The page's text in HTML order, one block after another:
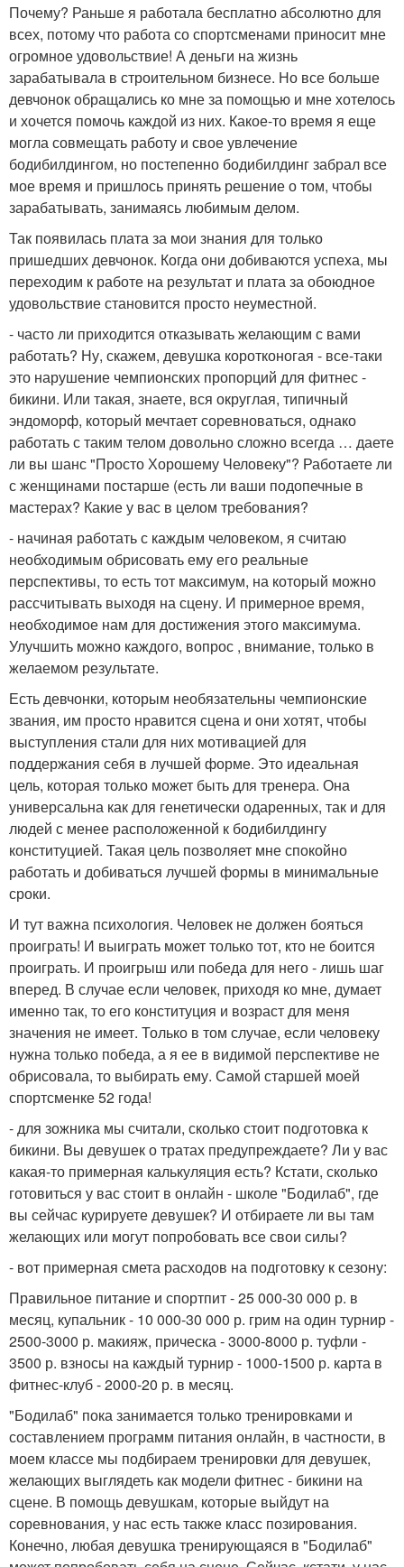
Почему? Раньше я работала бесплатно абсолютно для
всех, потому что работа со спортсменами приносит мне
огромное удовольствие! А деньги на жизнь
зарабатывала в строительном бизнесе. Но все больше
девчонок обращались ко мне за помощью и мне хотелось
и хочется помочь каждой из них. Какое-то время я еще
могла совмещать работу и свое увлечение
бодибилдингом, но постепенно бодибилдинг забрал все
мое время и пришлось принять решение о том, чтобы
зарабатывать, занимаясь любимым делом.
Так появилась плата за мои знания для только
пришедших девчонок. Когда они добиваются успеха, мы
переходим к работе на результат и плата за обоюдное
удовольствие становится просто неуместной.
- часто ли приходится отказывать желающим с вами
работать? Ну, скажем, девушка коротконогая - все-таки
это нарушение чемпионских пропорций для фитнес -
бикини. Или такая, знаете, вся округлая, типичный
эндоморф, который мечтает соревноваться, однако
работать с таким телом довольно сложно всегда … даете
ли вы шанс "Просто Хорошему Человеку"? Работаете ли
с женщинами постарше (есть ли ваши подопечные в
мастерах? Какие у вас в целом требования?
- начиная работать с каждым человеком, я считаю
необходимым обрисовать ему его реальные
перспективы, то есть тот максимум, на который можно
рассчитывать выходя на сцену. И примерное время,
необходимое нам для достижения этого максимума.
Улучшить можно каждого, вопрос , внимание, только в
желаемом результате.
Есть девчонки, которым необязательны чемпионские
звания, им просто нравится сцена и они хотят, чтобы
выступления стали для них мотивацией для
поддержания себя в лучшей форме. Это идеальная
цель, которая только может быть для тренера. Она
универсальна как для генетически одаренных, так и для
людей с менее расположенной к бодибилдингу
конституцией. Такая цель позволяет мне спокойно
работать и добиваться лучшей формы в минимальные
сроки.
И тут важна психология. Человек не должен бояться
проиграть! И выиграть может только тот, кто не боится
проиграть. И проигрыш или победа для него - лишь шаг
вперед. В случае если человек, приходя ко мне, думает
именно так, то его конституция и возраст для меня
значения не имеет. Только в том случае, если человеку
нужна только победа, а я ее в видимой перспективе не
обрисовала, то выбирать ему. Самой старшей моей
спортсменке 52 года!
- для зожника мы считали, сколько стоит подготовка к
бикини. Вы девушек о тратах предупреждаете? Ли у вас
какая-то примерная калькуляция есть? Кстати, сколько
готовиться у вас стоит в онлайн - школе "Бодилаб", где
вы сейчас курируете девушек? И отбираете ли вы там
желающих или могут попробовать все свои силы?
- вот примерная смета расходов на подготовку к сезону:
Правильное питание и спортпит - 25 000-30 000 р. в
месяц, купальник - 10 000-30 000 р. грим на один турнир -
2500-3000 р. макияж, прическа - 3000-8000 р. туфли -
3500 р. взносы на каждый турнир - 1000-1500 р. карта в
фитнес-клуб - 2000-20 р. в месяц.
"Бодилаб" пока занимается только тренировками и
составлением программ питания онлайн, в частности, в
моем классе мы подбираем тренировки для девушек,
желающих выглядеть как модели фитнес - бикини на
сцене. В помощь девушкам, которые выйдут на
соревнования, у нас есть также класс позирования.
Конечно, любая девушка тренирующаяся в "Бодилаб"